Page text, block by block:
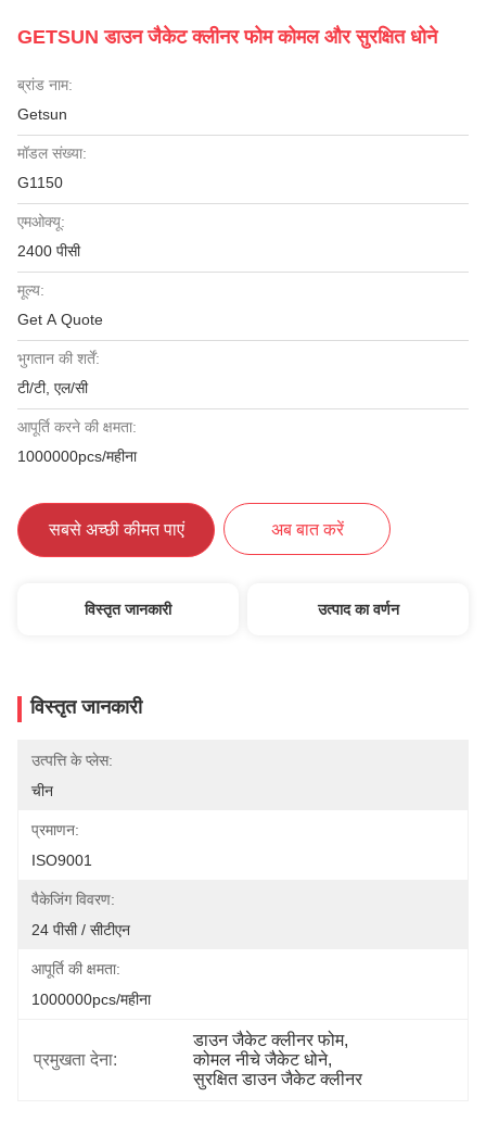
GETSUN डाउन जैकेट क्लीनर फोम कोमल और सुरक्षित धोने
ब्रांड नाम:
Getsun
मॉडल संख्या:
G1150
एमओक्यू:
2400 पीसी
मूल्य:
Get A Quote
भुगतान की शर्तें:
टी/टी, एल/सी
आपूर्ति करने की क्षमता:
1000000pcs/महीना
सबसे अच्छी कीमत पाएं अब बात करें
विस्तृत जानकारी उत्पाद का वर्णन
विस्तृत जानकारी
उत्पत्ति के प्लेस:
चीन
प्रमाणन:
ISO9001
पैकेजिंग विवरण:
24 पीसी / सीटीएन
आपूर्ति की क्षमता:
1000000pcs/महीना
प्रमुखता देना:
डाउन जैकेट क्लीनर फोम,
कोमल नीचे जैकेट धोने,
सुरक्षित डाउन जैकेट क्लीनर